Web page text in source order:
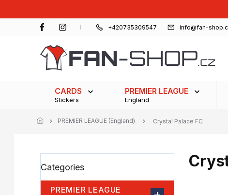
+420735309547 info@fan-
CARDS
Stickers
PREMIER LEAGUE
England
PREMIER LEAGUE (England) Crystal Palace FC
i
d
categories
Categories
PREMIER LEAGUE